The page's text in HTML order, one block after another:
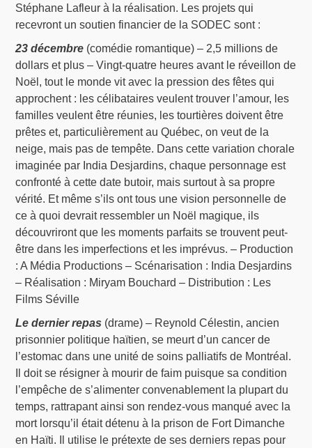
Stéphane Lafleur à la réalisation. Les projets qui
recevront un soutien financier de la SODEC sont :
23 décembre (comédie romantique) – 2,5 millions de
dollars et plus – Vingt-quatre heures avant le réveillon de
Noël, tout le monde vit avec la pression des fêtes qui
approchent : les célibataires veulent trouver l’amour, les
familles veulent être réunies, les tourtières doivent être
prêtes et, particulièrement au Québec, on veut de la
neige, mais pas de tempête. Dans cette variation chorale
imaginée par India Desjardins, chaque personnage est
confronté à cette date butoir, mais surtout à sa propre
vérité. Et même s’ils ont tous une vision personnelle de
ce à quoi devrait ressembler un Noël magique, ils
découvriront que les moments parfaits se trouvent peut-
être dans les imperfections et les imprévus. – Production
: A Média Productions – Scénarisation : India Desjardins
– Réalisation : Miryam Bouchard – Distribution : Les
Films Séville
Le dernier repas (drame) – Reynold Célestin, ancien
prisonnier politique haïtien, se meurt d’un cancer de
l’estomac dans une unité de soins palliatifs de Montréal.
Il doit se résigner à mourir de faim puisque sa condition
l’empêche de s’alimenter convenablement la plupart du
temps, rattrapant ainsi son rendez-vous manqué avec la
mort lorsqu’il était détenu à la prison de Fort Dimanche
en Haïti. Il utilise le prétexte de ses derniers repas pour